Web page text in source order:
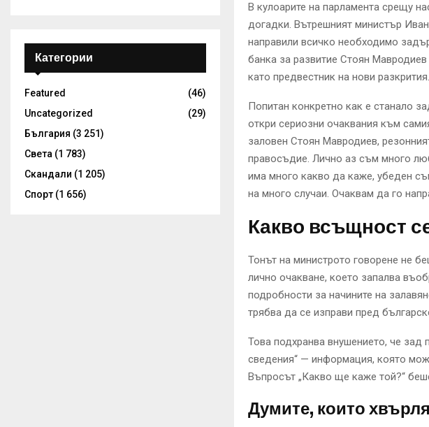
В кулоарите на парламента срещу
догадки. Вътрешният министър
направили всичко необходимо
банка за развитие Стоян
като предвестник на нови разкрития.
Попитан конкретно как е станало
откри сериозни очаквания към
заловен Стоян Мавродиев,
правосъдие. Лично аз съм много
има много какво да каже, убеден
на много случаи. Очаквам да го
Какво всъщност
Тонът на министрото говорене не
лично очакване, което запалва
подробности за начините на
трябва да се изправи пред
Това подхранва внушението, че зад
сведения“ — информация, която
Въпросът „Какво ще каже той?“
Думите, които
Категории
Featured
(46)
Uncategorized
(29)
България (3 251)
Света (1 783)
Скандали (1 205)
Спорт (1 656)